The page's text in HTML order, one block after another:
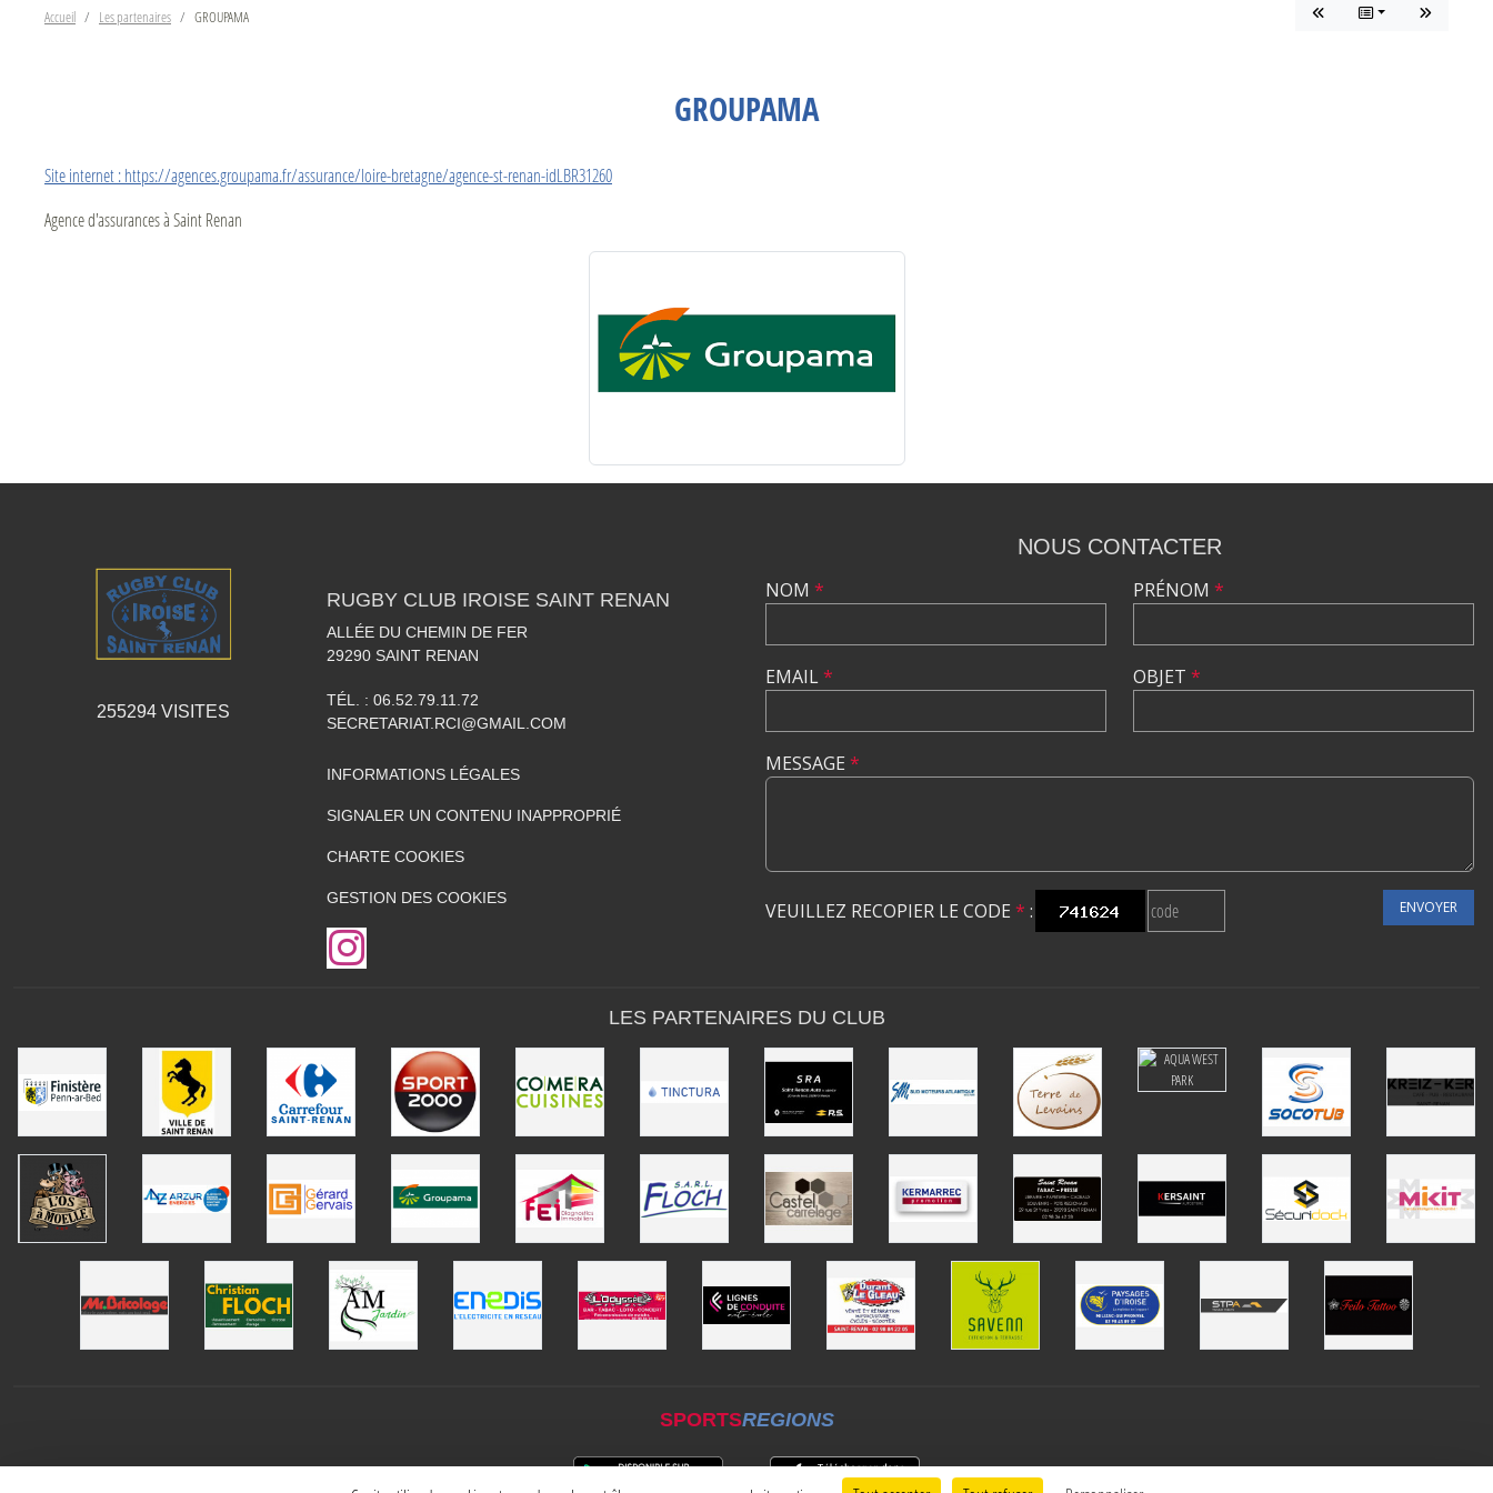
Accueil Les partenaires GROUPAMA
GROUPAMA
Site internet : https://agences.groupama.fr/assurance/loire-bretagne/agence-st-renan-idLBR31260
Agence d'assurances à Saint Renan
255294 VISITES
RUGBY CLUB IROISE SAINT RENAN
ALLÉE DU CHEMIN DE FER
29290 SAINT RENAN
TÉL. : 06.52.79.11.72
SECRETARIAT.RCI@GMAIL.COM
INFORMATIONS LÉGALES
SIGNALER UN CONTENU INAPPROPRIÉ
CHARTE COOKIES
GESTION DES COOKIES
NOUS CONTACTER
NOM *
EMAIL*
PRÉNOM *
OBJET *
MESSAGE *
VEUILLEZ RECOPIER LE CODE * : ENVOYER
LES PARTENAIRES DU CLUB
SPORTSREGIONS